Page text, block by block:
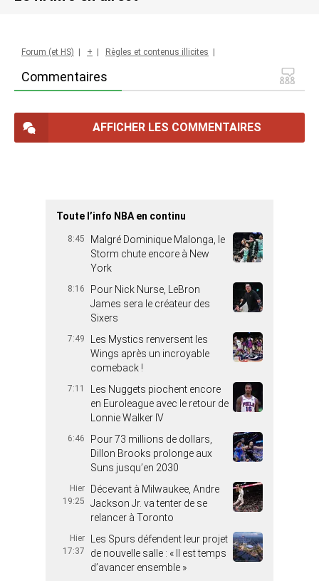
Commentaires
Forum (et HS) + Règles et contenus illicites
AFFICHER LES COMMENTAIRES
Toute l’info NBA en continu
8:45
Malgré Dominique Malonga, le
Storm chute encore à New
York
8:16
Pour Nick Nurse, LeBron
James sera le créateur des
Sixers
7:49
Les Mystics renversent les
Wings après un incroyable
comeback !
7:11
Les Nuggets piochent encore
en Euroleague avec le retour de
Lonnie Walker IV
6:46
Pour 73 millions de dollars,
Dillon Brooks prolonge aux
Suns jusqu’en 2030
Hier
19:25
Décevant à Milwaukee, Andre
Jackson Jr. va tenter de se
relancer à Toronto
Hier
17:37
Les Spurs défendent leur projet
de nouvelle salle : « Il est temps
d’avancer ensemble »